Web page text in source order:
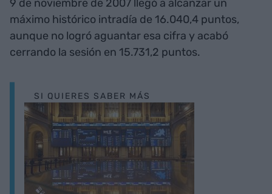
9 de noviembre de 2007 llegó a alcanzar un
máximo histórico intradía de 16.040,4 puntos,
aunque no logró aguantar esa cifra y acabó
cerrando la sesión en 15.731,2 puntos.
SI QUIERES SABER MÁS